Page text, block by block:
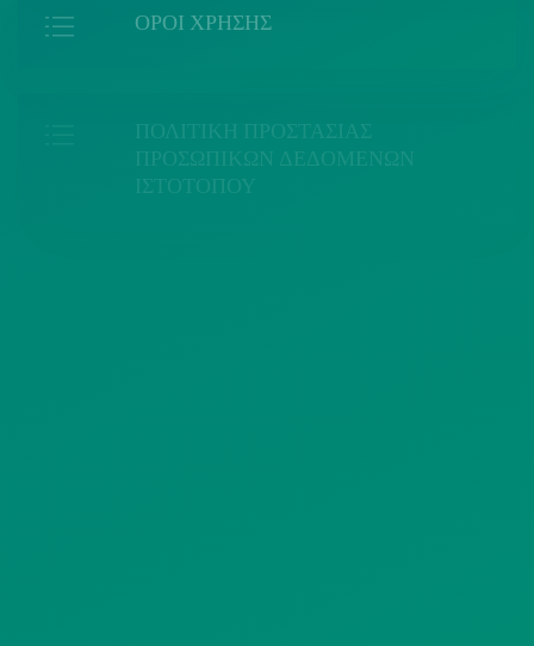
ΟΡΟΙ ΧΡΗΣΗΣ
ΠΟΛΙΤΙΚΗ ΠΡΟΣΤΑΣΙΑΣ
ΠΡΟΣΩΠΙΚΩΝ ΔΕΔΟΜΕΝΩΝ
ΙΣΤΟΤΟΠΟΥ